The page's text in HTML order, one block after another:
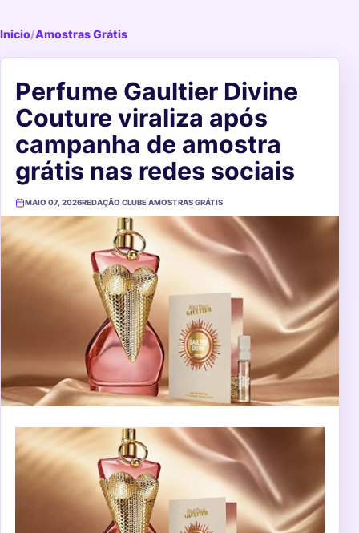
Inicio/Amostras Grátis
Perfume Gaultier Divine
Couture viraliza após
campanha de amostra
grátis nas redes sociais
MAIO 07, 2026REDAÇÃO CLUBE AMOSTRAS GRÁTIS